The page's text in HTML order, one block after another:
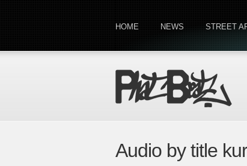
HOME NEWS STREET
Audio by title